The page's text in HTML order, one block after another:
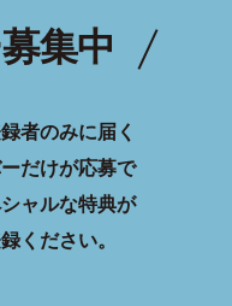
集中
者のみに届く
だけが応募で
ャルな特典が
ください。